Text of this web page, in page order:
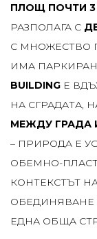
ПЛОЩ ПОЧТИ 3
РАЗПОЛАГА С
С МНОЖЕСТВО
ИМА
BUILDING Е
НА СГРАДАТА,
МЕЖДУ ГРАДА
– ПРИРОДА Е
ОБЕМНО-
КОНТЕКСТЪТ
ЕДНА ОБЩА